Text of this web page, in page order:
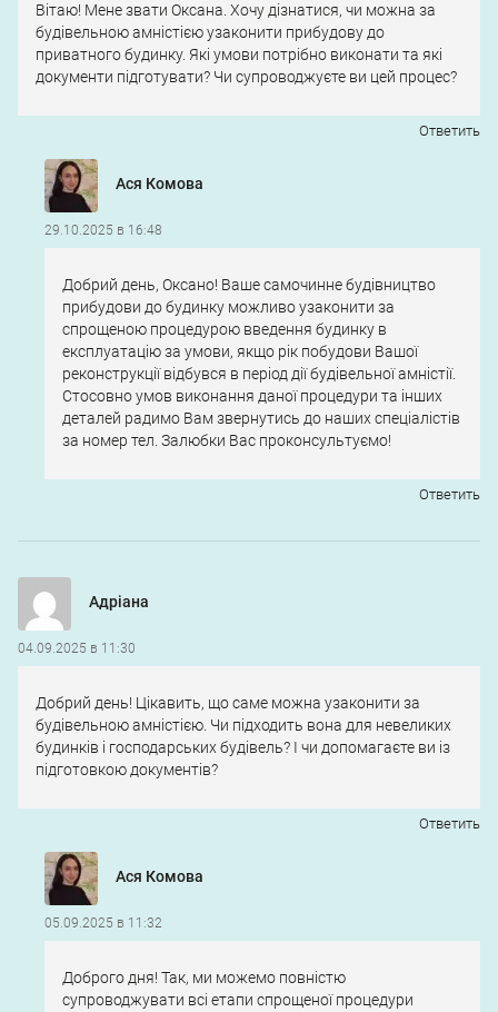
Вітаю! Мене звати Оксана. Хочу дізнатися, чи можна за
будівельною амністією узаконити прибудову до
приватного будинку. Які умови потрібно виконати та які
документи підготувати? Чи супроводжуєте ви цей процес?
Ответить
Ася Комова
29.10.2025 в 16:48
Добрий день, Оксано! Ваше самочинне будівництво
прибудови до будинку можливо узаконити за
спрощеною процедурою введення будинку в
експлуатацію за умови, якщо рік побудови Вашої
реконструкції відбувся в період дії будівельної амністії.
Стосовно умов виконання даної процедури та інших
деталей радимо Вам звернутись до наших спеціалістів
за номер тел. Залюбки Вас проконсультуємо!
Ответить
Адріана
04.09.2025 в 11:30
Добрий день! Цікавить, що саме можна узаконити за
будівельною амністією. Чи підходить вона для невеликих
будинків і господарських будівель? І чи допомагаєте ви із
підготовкою документів?
Ответить
Ася Комова
05.09.2025 в 11:32
Доброго дня! Так, ми можемо повністю
супроводжувати всі етапи спрощеної процедури